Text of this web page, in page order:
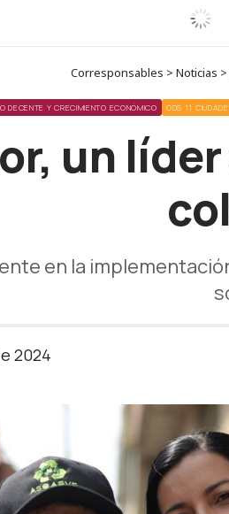
Corresponsables > Noticias
DECENTE Y CRECIMIENTO ECONÓMICO ODS 11
un
en la
2024